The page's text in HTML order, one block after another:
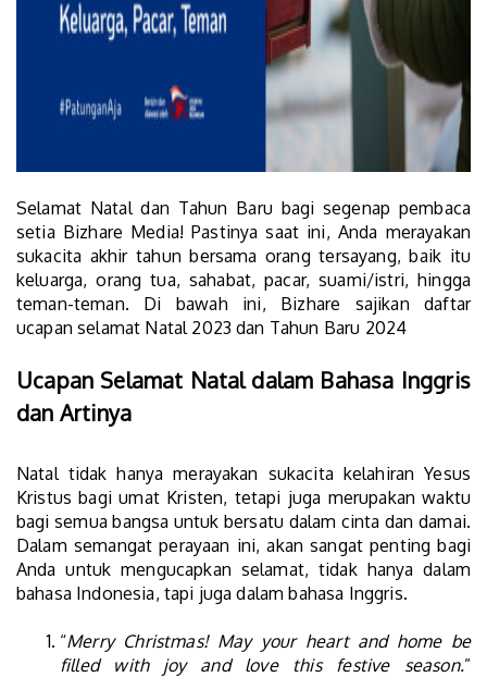
Selamat Natal dan Tahun Baru bagi segenap pembaca
setia Bizhare Media! Pastinya saat ini, Anda merayakan
sukacita akhir tahun bersama orang tersayang, baik itu
keluarga, orang tua, sahabat, pacar, suami/istri, hingga
teman-teman. Di bawah ini, Bizhare sajikan daftar
ucapan selamat Natal 2023 dan Tahun Baru 2024
Ucapan Selamat Natal dalam Bahasa Inggris
dan Artinya
Natal tidak hanya merayakan sukacita kelahiran Yesus
Kristus bagi umat Kristen, tetapi juga merupakan waktu
bagi semua bangsa untuk bersatu dalam cinta dan damai.
Dalam semangat perayaan ini, akan sangat penting bagi
Anda untuk mengucapkan selamat, tidak hanya dalam
bahasa Indonesia, tapi juga dalam bahasa Inggris.
“Merry Christmas! May your heart and home be
filled with joy and love this festive season.”